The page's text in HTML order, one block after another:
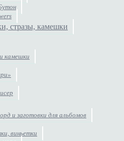
стразы, камешки
камешки
и заготовки для альбомов
виньетки